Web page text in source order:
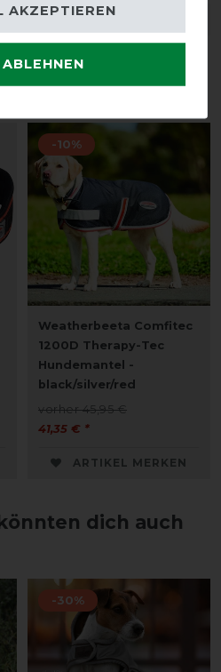
für dich
-10%
Weatherbeeta Comfitec
1200D Therapy-Tec
Hundemantel -
black/silver/red
vorher 45,95 €
41,35 € *
ARTIKEL MERKEN
dich auch
-30%
AKZEPTIEREN